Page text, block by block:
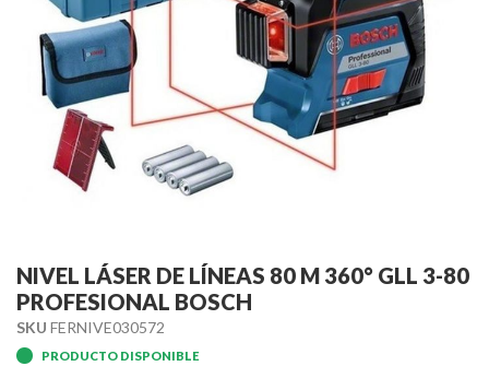
to
the
beginning
of
the
NIVEL LÁSER DE LÍNEAS 80 M 360° GLL 3-80
PROFESIONAL BOSCH
SKU FERNIVE030572
PRODUCTO DISPONIBLE